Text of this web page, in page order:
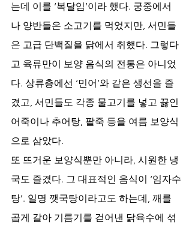
는데 이를 ‘복달임’이라 했다. 궁중에서
나 양반들은 소고기를 먹었지만, 서민들
은 고급 단백질을 닭에서 취했다. 그렇다
고 육류만이 보양 음식의 전통은 아니었
다. 상류층에선 ‘민어’와 같은 생선을 즐
겼고, 서민들도 각종 물고기를 넣고 끓인
어죽이나 추어탕, 팥죽 등을 여름 보양식
으로 삼았다.
또 뜨거운 보양식뿐만 아니라, 시원한 냉
국도 즐겼다. 그 대표적인 음식이 ‘임자수
탕’. 일명 깻국탕이라고도 하는데, 깨를
곱게 갈아 기름기를 걷어낸 닭육수에 섞